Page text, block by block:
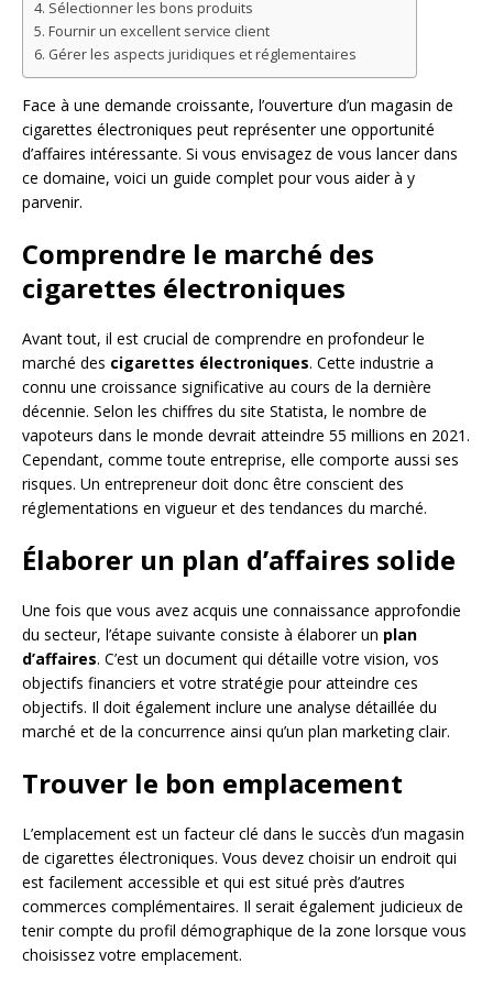
Sélectionner les bons produits
Fournir un excellent service client
Gérer les aspects juridiques et réglementaires
Face à une demande croissante, l’ouverture d’un magasin de
cigarettes électroniques peut représenter une opportunité
d’affaires intéressante. Si vous envisagez de vous lancer dans
ce domaine, voici un guide complet pour vous aider à y
parvenir.
Comprendre le marché des
cigarettes électroniques
Avant tout, il est crucial de comprendre en profondeur le
marché des cigarettes électroniques. Cette industrie a
connu une croissance significative au cours de la dernière
décennie. Selon les chiffres du site Statista, le nombre de
vapoteurs dans le monde devrait atteindre 55 millions en 2021.
Cependant, comme toute entreprise, elle comporte aussi ses
risques. Un entrepreneur doit donc être conscient des
réglementations en vigueur et des tendances du marché.
Élaborer un plan d’affaires solide
Une fois que vous avez acquis une connaissance approfondie
du secteur, l’étape suivante consiste à élaborer un plan
d’affaires. C’est un document qui détaille votre vision, vos
objectifs financiers et votre stratégie pour atteindre ces
objectifs. Il doit également inclure une analyse détaillée du
marché et de la concurrence ainsi qu’un plan marketing clair.
Trouver le bon emplacement
L’emplacement est un facteur clé dans le succès d’un magasin
de cigarettes électroniques. Vous devez choisir un endroit qui
est facilement accessible et qui est situé près d’autres
commerces complémentaires. Il serait également judicieux de
tenir compte du profil démographique de la zone lorsque vous
choisissez votre emplacement.